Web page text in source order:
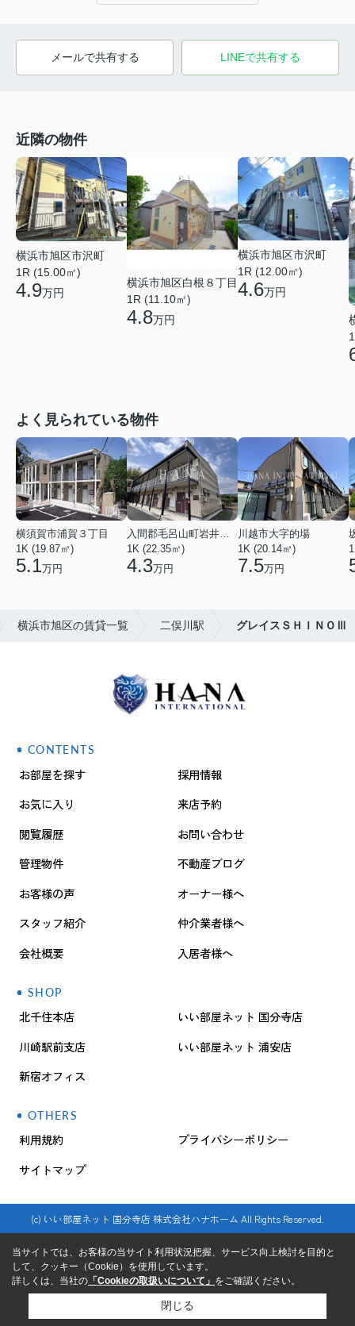
メールで共有する LINEで共有する
近隣の物件
横浜市旭区市沢町
1R (15.00㎡)
4.9万円
横浜市旭区白根８丁目
1R (11.10㎡)
4.8万円
横浜市旭区市沢町
1R (12.00㎡)
4.6万円
よく見られている物件
横須賀市浦賀３丁目
1K (19.87㎡)
5.1万円
入間郡毛呂山町岩井西１丁目
1K (22.35㎡)
4.3万円
川越市大字的場
1K (20.14㎡)
7.5万円
横浜市旭区の賃貸一覧 二俣川駅 グレイスＳＨＩＮＯⅢ
CONTENTS
お部屋を探す
お気に入り
閲覧履歴
管理物件
お客様の声
スタッフ紹介
会社概要
採用情報
来店予約
お問い合わせ
不動産ブログ
オーナー様へ
仲介業者様へ
入居者様へ
SHOP
北千住本店
川崎駅前支店
新宿オフィス
いい部屋ネット 国分寺店
いい部屋ネット 浦安店
OTHERS
利用規約
サイトマップ
プライバシーポリシー
(c) いい部屋ネット 国分寺店 株式会社ハナホーム All Rights Reserved.
当サイトでは、お客様の当サイト利用状況把握、サービス向上検討を目的と
して、クッキー（Cookie）を使用しています。
詳しくは、当社の 「Cookieの取扱いについて」 をご確認ください。
閉じる